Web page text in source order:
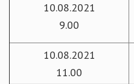
10.08.2021
9.00
10.08.2021
11.00